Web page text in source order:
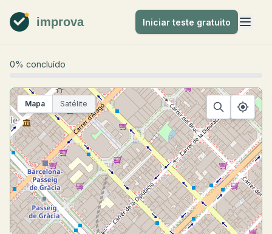
improva Iniciar teste gratuito
0% concluído
Mapa Satélite